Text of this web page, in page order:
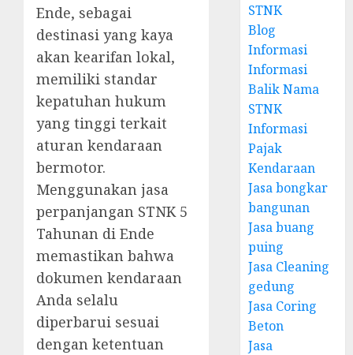
Ende, sebagai
destinasi yang kaya
akan kearifan lokal,
memiliki standar
kepatuhan hukum
yang tinggi terkait
aturan kendaraan
bermotor.
Menggunakan jasa
perpanjangan STNK 5
Tahunan di Ende
memastikan bahwa
dokumen kendaraan
Anda selalu
diperbarui sesuai
dengan ketentuan
STNK
Blog
Informasi
Informasi
Balik Nama
STNK
Informasi
Pajak
Kendaraan
Jasa bongkar
bangunan
Jasa buang
puing
Jasa Cleaning
gedung
Jasa Coring
Beton
Jasa